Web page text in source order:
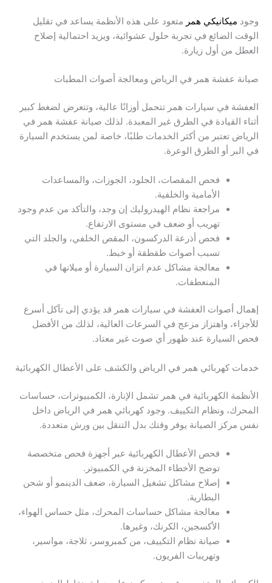
وجود ميكانيكي همر متعود على هذه الأنظمة يساعد في تقليل
الوقت الضائع في تجربة حلول عشوائية، ويزيد احتمالية إصلاح
العطل من أول زيارة.
صيانة عفشة همر في الرياض ومعالجة أصوات المطبات
العفشة في سيارات همر تتحمل أوزانًا عالية، وتتعرض لضغط كبير
أثناء القيادة في الطرق غير المعبدة. لذلك صيانة عفشة همر في
الرياض تعتبر من أكثر الخدمات طلبًا، خاصة لمن يستخدم السيارة
في البر أو الطرق الوعرة.
فحص المقصات، الجلود، الجوزات، والمساعدات
الأمامية والخلفية.
مراجعة نظام الهيدروليك إن وجد، والتأكد من عدم وجود
تهريب أو ضعف في مستوى الارتفاع.
فحص أذرعة الدركسون، المقص الخلفي، والجلد التي
تسبب أصوات طقطقة أو خبط.
معالجة مشاكل عدم اتزان السيارة أو ميلانها في
المنعطفات.
إهمال أصوات العفشة في سيارات همر قد يؤدي إلى تآكل أسرع
للأجزاء، واهتزاز مزعج في السرعات العالية، لذلك من الأفضل
فحص السيارة عند ظهور أي صوت غير معتاد.
خدمات كهربائي همر في الرياض والكشف على الأعطال الكهربائية
الأنظمة الكهربائية في همر تشمل الإنارة، الكمبيوترات، حساسات
المحرك، ونظام التكييف. وجود كهربائي همر في الرياض داخل
نفس مركز الصيانة يوفر وقتك بدل التنقل بين ورش متعددة.
فحص الأعطال الكهربائية عبر أجهزة فحص متخصصة
توضح الأخطاء المخزنة في الكمبيوتر.
إصلاح مشاكل تشغيل السيارة، ضعف الدينمو أو شحن
البطارية.
معالجة مشاكل حساسات المحرك، مثل حساس الهواء،
الأكسجين، الكرنك، وغيرها.
صيانة نظام التكييف، من كمبروسر، ثلاجة، مواسير،
وتهريبات الفريون.